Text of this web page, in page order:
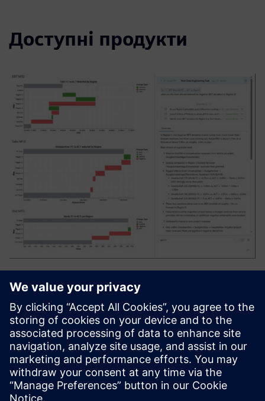
Доступні продукти
Zeitmind — це інструмент AI-аналітики, який об'єднує
інформацію між джерелами, розуміє контекст та надає
точні аналізи та аналізи командам. Це дозволяє
швидше приймати рішення, глибше дослідження та
структуроване мислення, перетво...
Докладніше